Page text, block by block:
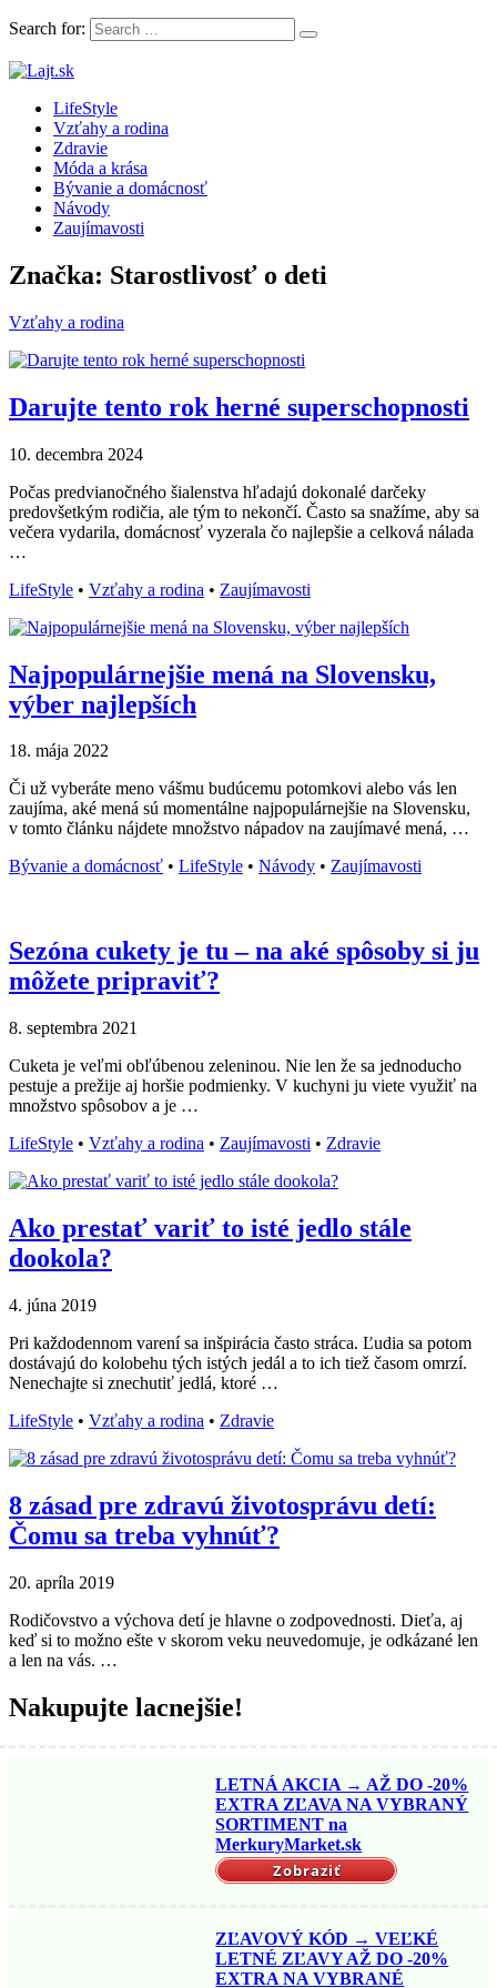
Search for:
Lajt.sk
LifeStyle magazín plný článkov, rád a inšpirácii
LifeStyle
Vzťahy a rodina
Zdravie
Móda a krása
Bývanie a domácnosť
Návody
Zaujímavosti
Značka: Starostlivosť o deti
Vzťahy a rodina
Darujte tento rok herné superschopnosti
10. decembra 2024
Počas predvianočného šialenstva hľadajú dokonalé darčeky
predovšetkým rodičia, ale tým to nekončí. Často sa snažíme, aby sa
večera vydarila, domácnosť vyzerala čo najlepšie a celková nálada
…
LifeStyle • Vzťahy a rodina • Zaujímavosti
Najpopulárnejšie mená na Slovensku,
výber najlepších
18. mája 2022
Či už vyberáte meno vášmu budúcemu potomkovi alebo vás len
zaujíma, aké mená sú momentálne najpopulárnejšie na Slovensku,
v tomto článku nájdete množstvo nápadov na zaujímavé mená, …
Bývanie a domácnosť • LifeStyle • Návody • Zaujímavosti
Sezóna cukety je tu – na aké spôsoby si ju
môžete pripraviť?
8. septembra 2021
Cuketa je veľmi obľúbenou zeleninou. Nie len že sa jednoducho
pestuje a prežije aj horšie podmienky. V kuchyni ju viete využiť na
množstvo spôsobov a je …
LifeStyle • Vzťahy a rodina • Zaujímavosti • Zdravie
Ako prestať variť to isté jedlo stále
dookola?
4. júna 2019
Pri každodennom varení sa inšpirácia často stráca. Ľudia sa potom
dostávajú do kolobehu tých istých jedál a to ich tiež časom omrzí.
Nenechajte si znechutiť jedlá, ktoré …
LifeStyle • Vzťahy a rodina • Zdravie
8 zásad pre zdravú životosprávu detí:
Čomu sa treba vyhnúť?
20. apríla 2019
Rodičovstvo a výchova detí je hlavne o zodpovednosti. Dieťa, aj
keď si to možno ešte v skorom veku neuvedomuje, je odkázané len
a len na vás. …
Nakupujte lacnejšie!
LETNÁ AKCIA → AŽ DO -20%
EXTRA ZĽAVA NA VYBRANÝ
SORTIMENT na
MerkuryMarket.sk
Zobraziť
ZĽAVOVÝ KÓD → VEĽKÉ
LETNÉ ZĽAVY AŽ DO -20%
EXTRA NA VYBRANÉ